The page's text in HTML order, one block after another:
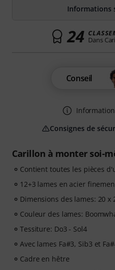
Carillon à monter soi-
Contient toutes les pièces
12+3 lames en acier
Dimensions des lames: 20 x
Couleur des lames:
Tessiture: Do3 - Sol4
Avec lames Fa#3, Sib3 et
Cadre en hêtre
Informations
24 Dans
Conseil
Consignes de